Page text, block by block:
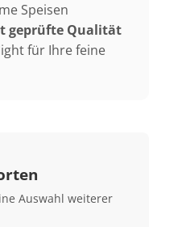
Speisen
geprüfte Qualität
für Ihre feine
Auswahl weiterer